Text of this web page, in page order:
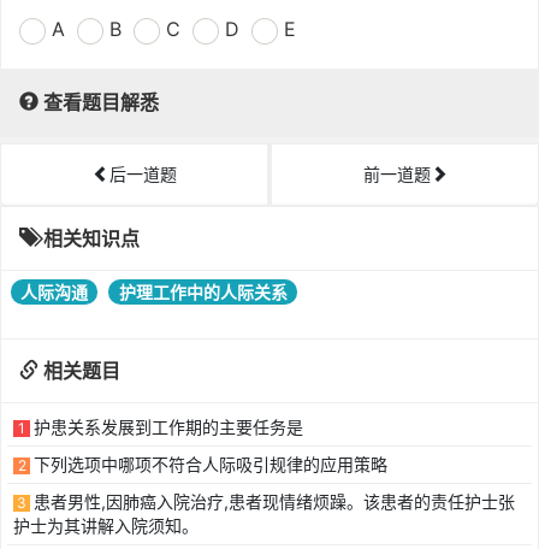
A B C D E
查看题目解悉
后一道题 前一道题
相关知识点
人际沟通 护理工作中的人际关系
相关题目
1 护患关系发展到工作期的主要任务是
2 下列选项中哪项不符合人际吸引规律的应用策略
3 患者男性,因肺癌入院治疗,患者现情绪烦躁。该患者的责任护士张
护士为其讲解入院须知。